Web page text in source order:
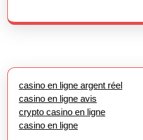
casino en ligne argent réel
casino en ligne avis
crypto casino en ligne
casino en ligne